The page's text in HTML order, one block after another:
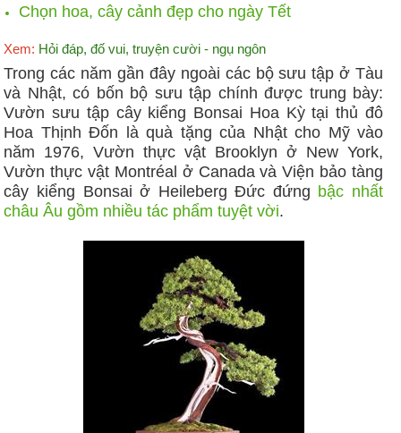
Chọn hoa, cây cảnh đẹp cho ngày Tết
Xem: Hỏi đáp, đố vui, truyện cười - ngụ ngôn
Trong các năm gần đây ngoài các bộ sưu tập ở Tàu
và Nhật, có bốn bộ sưu tập chính được trung bày:
Vườn sưu tập cây kiểng Bonsai Hoa Kỳ tại thủ đô
Hoa Thịnh Ðốn là quà tặng của Nhật cho Mỹ vào
năm 1976, Vườn thực vật Brooklyn ở New York,
Vườn thực vật Montréal ở Canada và Viện bảo tàng
cây kiểng Bonsai ở Heileberg Ðức đứng bậc nhất
châu Âu gồm nhiều tác phẩm tuyệt vời.